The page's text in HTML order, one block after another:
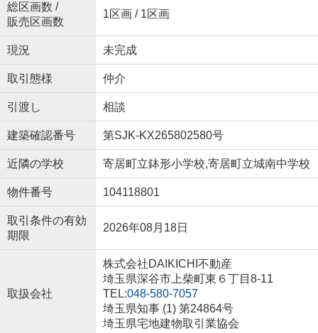
総区画数 /
販売区画数
1区画 / 1区画
現況 未完成
取引態様 仲介
引渡し 相談
建築確認番号 第SJK-KX265802580号
近隣の学校 寄居町立鉢形小学校,寄居町立城南中学校
物件番号 104118801
取引条件の有効
期限
2026年08月18日
取扱会社
株式会社DAIKICHI不動産
埼玉県深谷市上柴町東６丁目8-11
TEL:048-580-7057
埼玉県知事 (1) 第24864号
埼玉県宅地建物取引業協会